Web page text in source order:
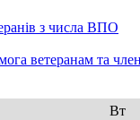
з числа ВПО
ветеранам та
Вт